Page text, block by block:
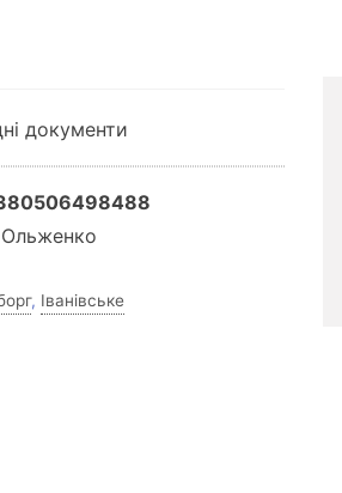
документи
Ольженко
, Іванівське